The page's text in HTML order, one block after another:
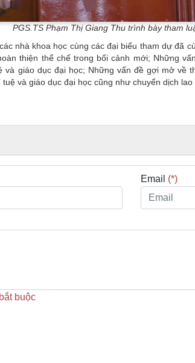
PGS.TS Phạm Thị Giang Thu trình bày tham
nhà khoa học cùng các đại biểu tham dự đã
thiện thể chế trong bối cảnh mới; Những
và giáo dục đại học; Những vấn đề gợi mở về
và giáo dục đại học cũng như chuyển dịch lao
Email (*)
buộc